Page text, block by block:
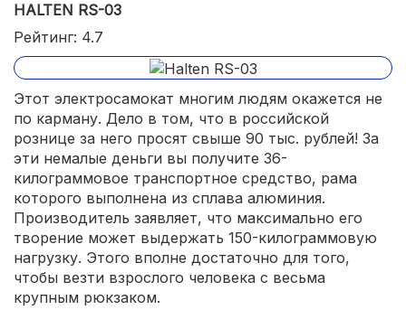
HALTEN RS-03
Рейтинг: 4.7
Этот электросамокат многим людям окажется не
по карману. Дело в том, что в российской
рознице за него просят свыше 90 тыс. рублей! За
эти немалые деньги вы получите 36-
килограммовое транспортное средство, рама
которого выполнена из сплава алюминия.
Производитель заявляет, что максимально его
творение может выдержать 150-килограммовую
нагрузку. Этого вполне достаточно для того,
чтобы везти взрослого человека с весьма
крупным рюкзаком.